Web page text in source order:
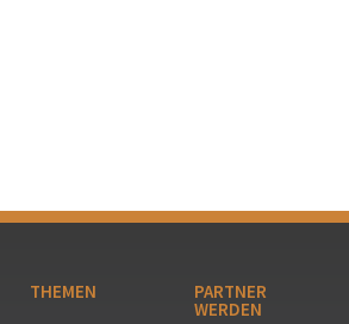
THEMEN PARTNER
WERDEN